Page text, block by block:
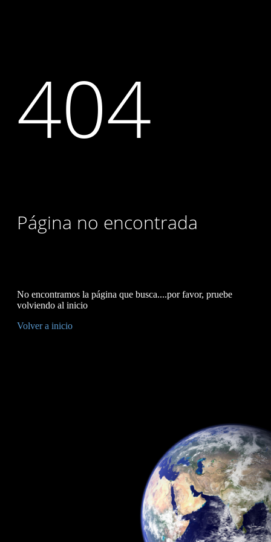
404
Página no encontrada
No encontramos la página que busca....por favor, pruebe
volviendo al inicio
Volver a inicio